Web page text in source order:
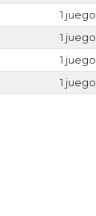
1 juego
1 juego
1 juego
1 juego